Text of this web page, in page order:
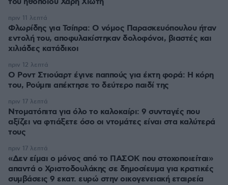
Φλωρίδης για Τσίπρα: Ο νόμος Παρασκευόπουλου ήταν
εντολή του, αποφυλακίστηκαν δολοφόνοι, βιαστές και
χιλιάδες κατάδικοι
πριν 11 λεπτά
Ο Ροντ Στιούαρτ έγινε παππούς για έκτη φορά: Η κόρη
του, Ρούμπι απέκτησε το δεύτερο παιδί της
πριν 12 λεπτά
Ντοματόπιτα για όλο το καλοκαίρι: 9 συνταγές που
αξίζει να φτιάξετε όσο οι ντομάτες είναι στα καλύτερά
τους
πριν 17 λεπτά
«Δεν είμαι ο μόνος από το ΠΑΣΟΚ που στοχοποιείται»
απαντά ο Χριστοδουλάκης σε δημοσίευμα για κρατικές
συμβάσεις 9 εκατ. ευρώ στην οικογενειακή εταιρεία
πριν 17 λεπτά